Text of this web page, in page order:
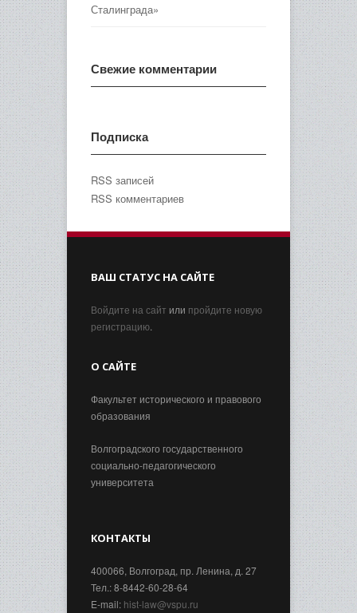
Сталинграда»
Свежие комментарии
Подписка
RSS записей
RSS комментариев
ВАШ СТАТУС НА САЙТЕ
Войдите на сайт или пройдите новую
регистрацию.
О САЙТЕ
Факультет исторического и правового
образования
Волгоградского государственного
социально-педагогического
университета
КОНТАКТЫ
400066, Волгоград, пр. Ленина, д. 27
Тел.: 8-8442-60-28-64
E-mail: hist-law@vspu.ru